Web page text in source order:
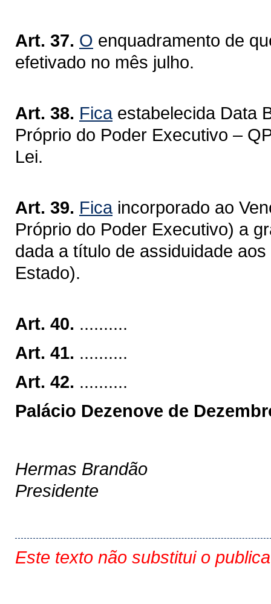
Art. 37. O enquadramento de
efetivado no mês julho.
Art. 38. Ficaestabelecida Data
Próprio do Poder Executivo –
Lei.
Art. 39. Ficaincorporado ao
Próprio do Poder Executivo) a
dada a título de assiduidade
Estado).
Art. 40. ..........
Art. 41. ..........
Art. 42. ..........
Palácio Dezenove de
Hermas Brandão
Presidente
Este texto não substitui o